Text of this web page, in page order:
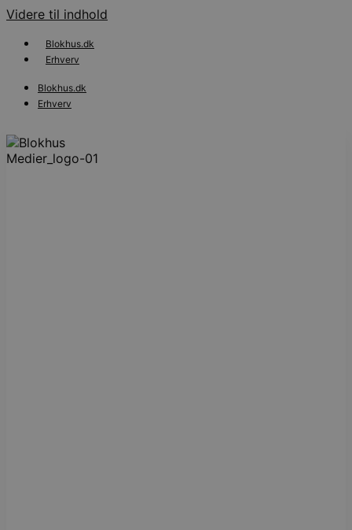
Videre til indhold
Blokhus.dk
Erhverv
Blokhus.dk
Erhverv